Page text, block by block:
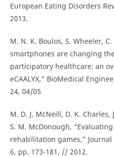
European Eating Disorders
2013.
M. N. K. Boulos, S. Wheeler,
smartphones are changing
participatory healthcare: an
eCAALYX,” BioMedical
24, 04/05
M. D. J. McNeill, D. K. Charles,
S. M. McDonough,
rehabilitation games,”
6, pp. 173-181, // 2012.